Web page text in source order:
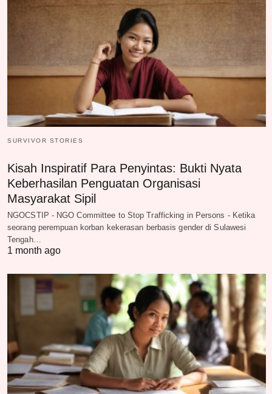
SURVIVOR STORIES
Kisah Inspiratif Para Penyintas: Bukti Nyata
Keberhasilan Penguatan Organisasi
Masyarakat Sipil
NGOCSTIP - NGO Committee to Stop Trafficking in Persons - Ketika
seorang perempuan korban kekerasan berbasis gender di Sulawesi
Tengah…
1 month ago